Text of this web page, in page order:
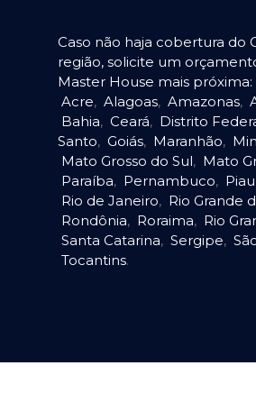
Caso não haja cobertura do
região, solicite um
Master House mais próxima:
Acre, Alagoas, Amazonas,
Bahia, Ceará, Distrito
Santo, Goiás, Maranhão,
Mato Grosso do Sul, Mato
Paraíba, Pernambuco,
Rio de Janeiro, Rio Grande
Rondônia, Roraima, Rio
Santa Catarina, Sergipe,
Tocantins.